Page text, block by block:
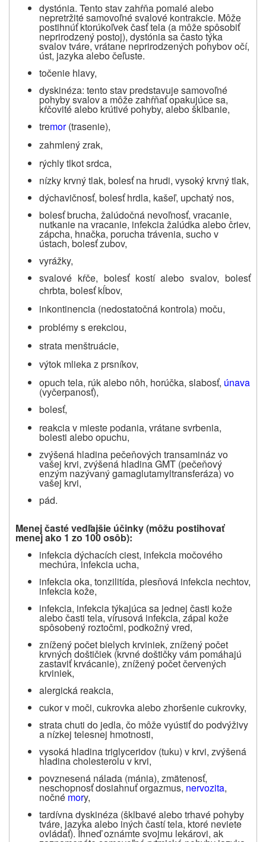
dystónia. Tento stav zahŕňa pomalé alebo
nepretržité samovoľné svalové kontrakcie. Môže
postihnúť ktorúkoľvek časť tela (a môže spôsobiť
neprirodzený postoj), dystónia sa často týka
svalov tváre, vrátane neprirodzených pohybov očí,
úst, jazyka alebo čeľuste.
točenie hlavy,
dyskinéza: tento stav predstavuje samovoľné
pohyby svalov a môže zahŕňať opakujúce sa,
kŕčovité alebo krútivé pohyby, alebo šklbanie,
tremor(trasenie),
zahmlený zrak,
rýchly tlkot srdca,
nízky krvný tlak, bolesť na hrudi, vysoký krvný tlak,
dýchavičnosť, bolesť hrdla, kašeľ, upchatý nos,
bolesť brucha, žalúdočná nevoľnosť, vracanie,
nutkanie na vracanie, infekcia žalúdka alebo čriev,
zápcha, hnačka, porucha trávenia, sucho v
ústach, bolesť zubov,
vyrážky,
svalové kŕče, bolesť kostí alebo svalov, bolesť
chrbta, bolesť kĺbov,
inkontinencia (nedostatočná kontrola) moču,
problémy s erekciou,
strata menštruácie,
výtok mlieka z prsníkov,
opuch tela, rúk alebo nôh, horúčka, slabosť, únava
(vyčerpanosť),
bolesť,
reakcia v mieste podania, vrátane svrbenia,
bolesti alebo opuchu,
zvýšená hladina pečeňových transamináz vo
vašej krvi, zvýšená hladina GMT (pečeňový
enzým nazývaný gamaglutamyltransferáza) vo
vašej krvi,
pád.
Menej časté vedľajšie účinky (môžu postihovať
menej ako 1 zo 100 osôb):
infekcia dýchacích ciest, infekcia močového
mechúra, infekcia ucha,
infekcia oka, tonzilitída, plesňová infekcia nechtov,
infekcia kože,
infekcia, infekcia týkajúca sa jednej časti kože
alebo časti tela, vírusová infekcia, zápal kože
spôsobený roztočmi, podkožný vred,
znížený počet bielych krviniek, znížený počet
krvných doštičiek (krvné doštičky vám pomáhajú
zastaviť krvácanie), znížený počet červených
krviniek,
alergická reakcia,
cukor v moči, cukrovka alebo zhoršenie cukrovky,
strata chuti do jedla, čo môže vyústiť do podvýživy
a nízkej telesnej hmotnosti,
vysoká hladina triglyceridov (tuku) v krvi, zvýšená
hladina cholesterolu v krvi,
povznesená nálada (mánia), zmätenosť,
neschopnosť dosiahnuť orgazmus, nervozita,
nočné mory,
tardívna dyskinéza (šklbavé alebo trhavé pohyby
tváre, jazyka alebo iných častí tela, ktoré neviete
ovládať). Ihneď oznámte svojmu lekárovi, ak